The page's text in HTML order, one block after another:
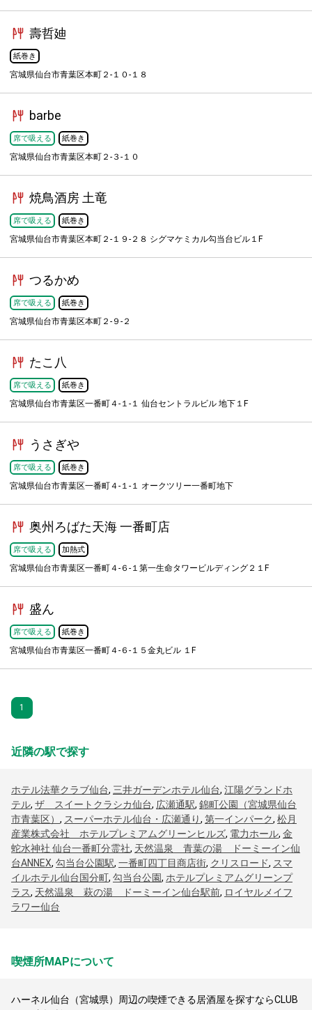
壽哲廸
紙巻き
宮城県仙台市青葉区本町２-１０-１８
barbe
席で吸える 紙巻き
宮城県仙台市青葉区本町２-３-１０
焼鳥酒房 土竜
席で吸える 紙巻き
宮城県仙台市青葉区本町２-１９-２８ シグマケミカル勾当台ビル１F
つるかめ
席で吸える 紙巻き
宮城県仙台市青葉区本町２-９-２
たこ八
席で吸える 紙巻き
宮城県仙台市青葉区一番町４-１-１ 仙台セントラルビル 地下１F
うさぎや
席で吸える 紙巻き
宮城県仙台市青葉区一番町４-１-１ オークツリー一番町地下
奥州ろばた天海 一番町店
席で吸える 加熱式
宮城県仙台市青葉区一番町４-６-１第一生命タワービルディング２１F
盛ん
席で吸える 紙巻き
宮城県仙台市青葉区一番町４-６-１５金丸ビル １F
1
近隣の駅で探す
ホテル法華クラブ仙台, 三井ガーデンホテル仙台, 江陽グランドホ
テル, ザ スイートクラシカ仙台, 広瀬通駅, 錦町公園（宮城県仙台
市青葉区） , スーパーホテル仙台・広瀬通り, 第一インパーク, 松月
産業株式会社 ホテルプレミアムグリーンヒルズ, 電力ホール, 金
蛇水神社 仙台一番町分霊社, 天然温泉 青葉の湯 ドーミーイン仙
台ANNEX, 勾当台公園駅, 一番町四丁目商店街, クリスロード, スマ
イルホテル仙台国分町, 勾当台公園, ホテルプレミアムグリーンプ
ラス, 天然温泉 萩の湯 ドーミーイン仙台駅前, ロイヤルメイフ
ラワー仙台
喫煙所MAPについて
ハーネル仙台（宮城県）周辺の喫煙できる居酒屋を探すならCLUB